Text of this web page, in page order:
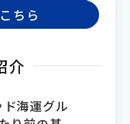
ちら
介
海運グル